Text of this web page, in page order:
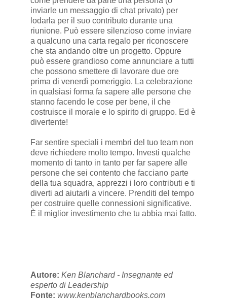
inviarle un messaggio di chat privato) per
lodarla per il suo contributo durante una
riunione. Può essere silenzioso come inviare
a qualcuno una carta regalo per riconoscere
che sta andando oltre un progetto. Oppure
può essere grandioso come annunciare a tutti
che possono smettere di lavorare due ore
prima di venerdì pomeriggio. La celebrazione
in qualsiasi forma fa sapere alle persone che
stanno facendo le cose per bene, il che
costruisce il morale e lo spirito di gruppo. Ed è
divertente!
Far sentire speciali i membri del tuo team non
deve richiedere molto tempo. Investi qualche
momento di tanto in tanto per far sapere alle
persone che sei contento che facciano parte
della tua squadra, apprezzi i loro contributi e ti
diverti ad aiutarli a vincere. Prenditi del tempo
per costruire quelle connessioni significative.
È il miglior investimento che tu abbia mai fatto.
Autore: Ken Blanchard - Insegnante ed
esperto di Leadership
Fonte: www.kenblanchardbooks.com